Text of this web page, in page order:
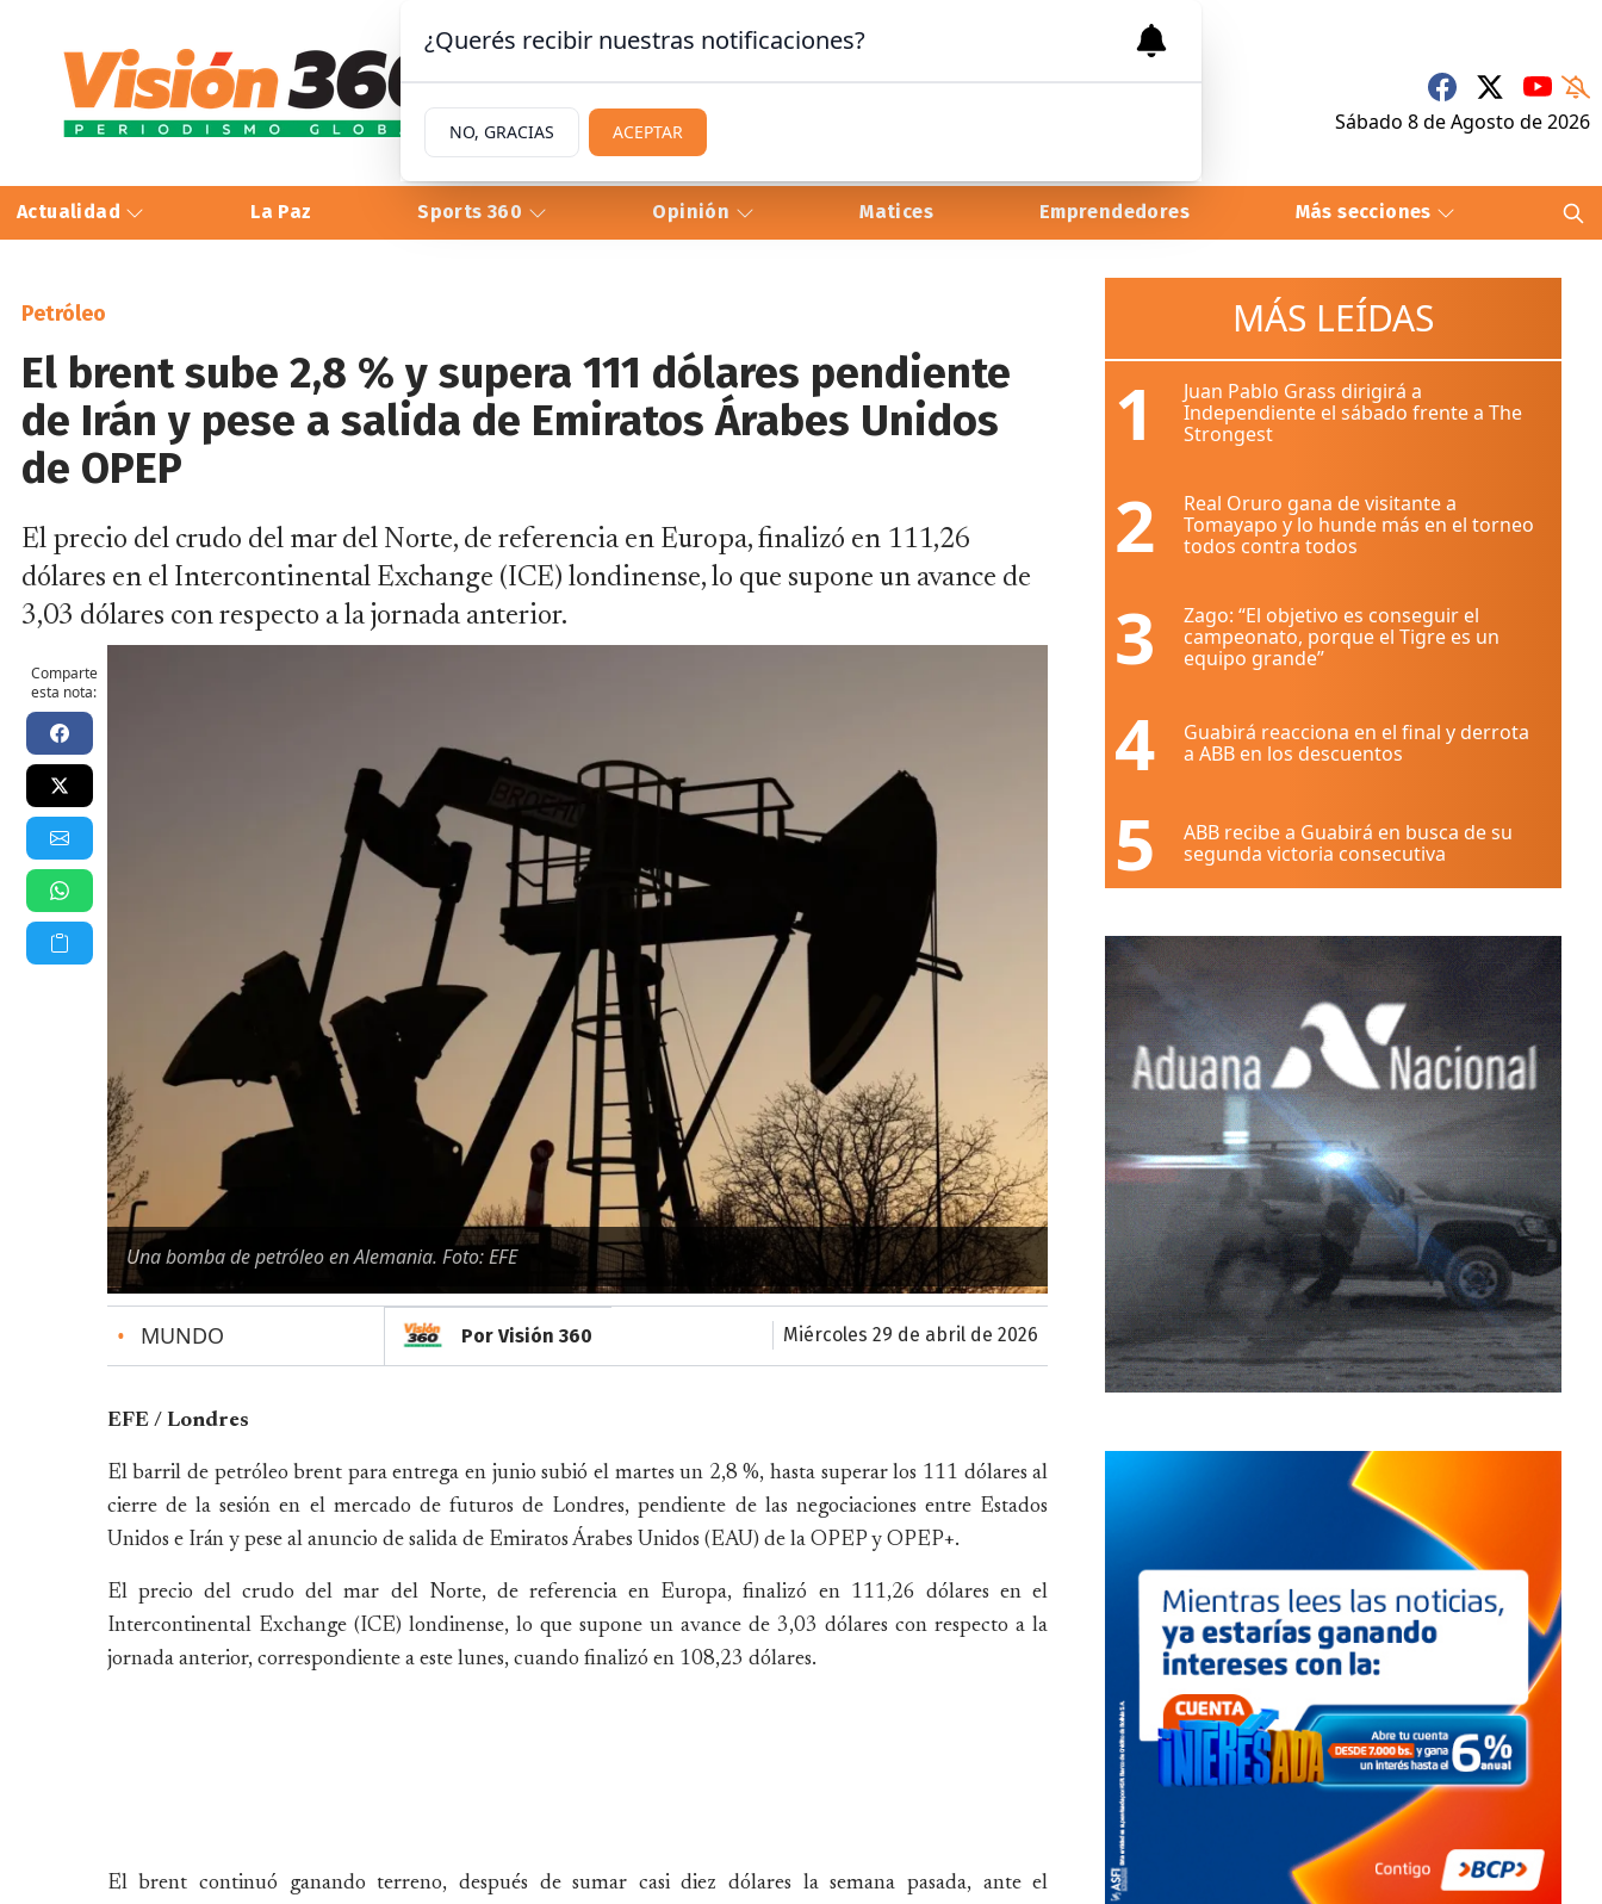
Sábado 8deAgosto de 2026
Actualidad La Paz Sports 360 Opinión Matices Emprendedores Más secciones
Petróleo
El brent sube 2,8 % y supera 111 dólares pendiente
de Irán y pese a salida de Emiratos Árabes Unidos
de OPEP
El precio del crudo del mar del Norte, de referencia en Europa, finalizó en 111,26
dólares en el Intercontinental Exchange (ICE) londinense, lo que supone un avance de
3,03 dólares con respecto a la jornada anterior.
Comparte
esta nota:
Una bomba de petróleo en Alemania. Foto: EFE
• MUNDO Por Visión 360 miércoles 29 de abril de 2026
EFE / Londres
El barril de petróleo brent para entrega en junio subió el martes un 2,8 %, hasta superar los 111 dólares al
cierre de la sesión en el mercado de futuros de Londres, pendiente de las negociaciones entre Estados
Unidos e Irán y pese al anuncio de salida de Emiratos Árabes Unidos (EAU) de la OPEP y OPEP+.
El precio del crudo del mar del Norte, de referencia en Europa, finalizó en 111,26 dólares en el
Intercontinental Exchange (ICE) londinense, lo que supone un avance de 3,03 dólares con respecto a la
jornada anterior, correspondiente a este lunes, cuando finalizó en 108,23 dólares.
El brent continuó ganando terreno, después de sumar casi diez dólares la semana pasada, ante el
MÁS LEÍDAS
1
Juan Pablo Grass dirigirá a
Independiente el sábado frente a The
Strongest
2
Real Oruro gana de visitante a
Tomayapo y lo hunde más en el torneo
todos contra todos
3
Zago: “El objetivo es conseguir el
campeonato, porque el Tigre es un
equipo grande”
4
Guabirá reacciona en el final y derrota
a ABB en los descuentos
5
ABB recibe a Guabirá en busca de su
segunda victoria consecutiva
¿Querés recibir nuestras notificaciones?
NO, GRACIAS ACEPTAR